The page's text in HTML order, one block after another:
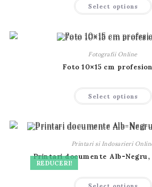
Select options
Fotografii Online
Foto 10×15 cm
Select options
REDUCERI!
Printari si Indosarieri
Printari documente Alb-